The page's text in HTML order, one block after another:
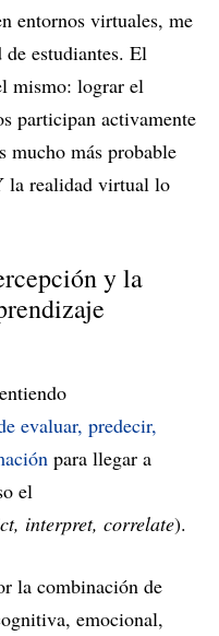
entornos virtuales, me
estudiantes. El
mismo: lograr el
participan activamente
mucho más probable
la realidad virtual lo
y la
evaluar, predecir,
para llegar a
el
interpret, correlate).
la combinación de
emocional,